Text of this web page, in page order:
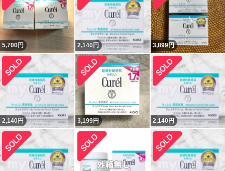
5,700円 2,140円 3,899円
2,140円 3,199円 2,140円